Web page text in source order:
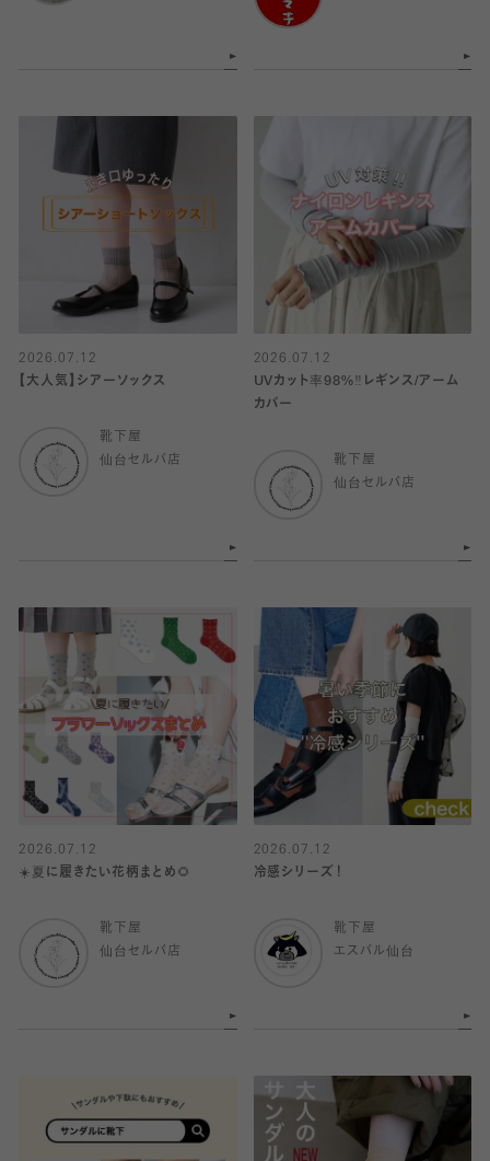
2026.07.12
【大人気】シアーソックス
靴下屋
仙台セルバ店
2026.07.12
UVカット率98%‼︎レギンス/アーム
カバー
靴下屋
仙台セルバ店
2026.07.12
☀️夏に履きたい花柄まとめ🌻
靴下屋
仙台セルバ店
2026.07.12
冷感シリーズ！
靴下屋
エスパル仙台